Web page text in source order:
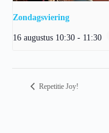
Zondagsviering
16 augustus 10:30 - 11:30
Repetitie Joy!